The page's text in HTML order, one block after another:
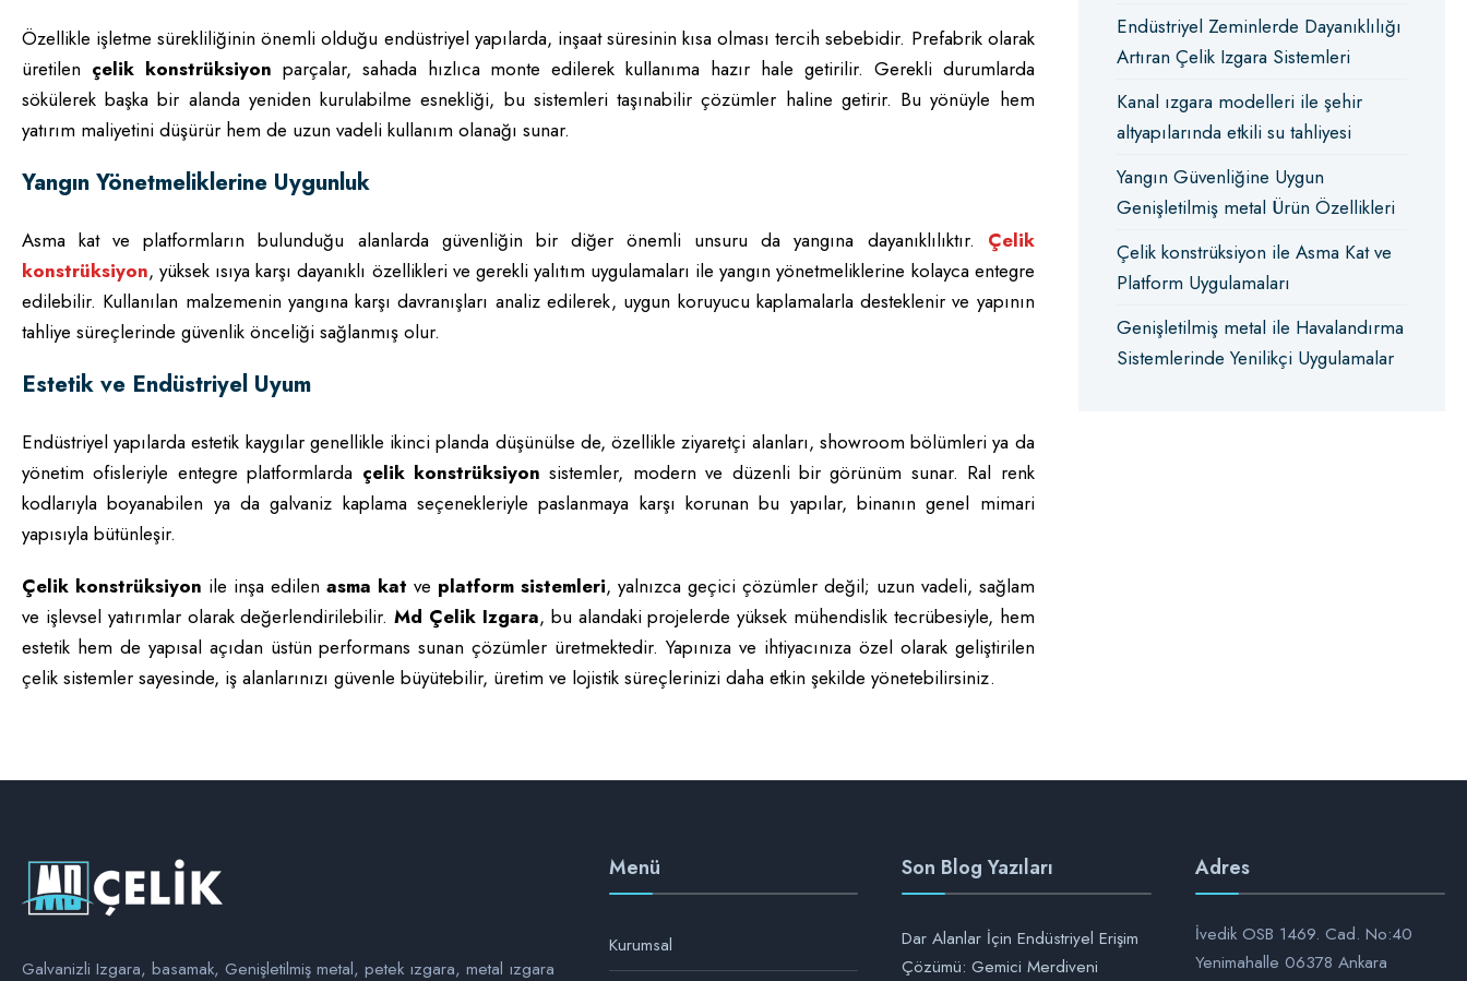
Özellikle işletme sürekliliğinin önemli olduğu endüstriyel yapılarda, inşaat süresinin kısa olması tercih sebebidir. Prefabrik olarak
üretilen çelik konstrüksiyon parçalar, sahada hızlıca monte edilerek kullanıma hazır hale getirilir. Gerekli durumlarda
sökülerek başka bir alanda yeniden kurulabilme esnekliği, bu sistemleri taşınabilir çözümler haline getirir. Bu yönüyle hem
yatırım maliyetini düşürür hem de uzun vadeli kullanım olanağı sunar.
Yangın Yönetmeliklerine Uygunluk
Asma kat ve platformların bulunduğu alanlarda güvenliğin bir diğer önemli unsuru da yangına dayanıklılıktır. Çelik
konstrüksiyon, yüksek ısıya karşı dayanıklı özellikleri ve gerekli yalıtım uygulamaları ile yangın yönetmeliklerine kolayca entegre
edilebilir. Kullanılan malzemenin yangına karşı davranışları analiz edilerek, uygun koruyucu kaplamalarla desteklenir ve yapının
tahliye süreçlerinde güvenlik önceliği sağlanmış olur.
Estetik ve Endüstriyel Uyum
Endüstriyel yapılarda estetik kaygılar genellikle ikinci planda düşünülse de, özellikle ziyaretçi alanları, showroom bölümleri ya da
yönetim ofisleriyle entegre platformlarda çelik konstrüksiyon sistemler, modern ve düzenli bir görünüm sunar. Ral renk
kodlarıyla boyanabilen ya da galvaniz kaplama seçenekleriyle paslanmaya karşı korunan bu yapılar, binanın genel mimari
yapısıyla bütünleşir.
Çelik konstrüksiyon ile inşa edilen asma kat ve platform sistemleri, yalnızca geçici çözümler değil; uzun vadeli, sağlam
ve işlevsel yatırımlar olarak değerlendirilebilir.Md Çelik Izgara, bu alandaki projelerde yüksek mühendislik tecrübesiyle, hem
estetik hem de yapısal açıdan üstün performans sunan çözümler üretmektedir. Yapınıza ve ihtiyacınıza özel olarak geliştirilen
çelik sistemler sayesinde, iş alanlarınızı güvenle büyütebilir, üretim ve lojistik süreçlerinizi daha etkin şekilde yönetebilirsiniz.
Endüstriyel Zeminlerde Dayanıklılığı
Artıran Çelik Izgara Sistemleri
Kanal ızgara modelleri ile şehir
altyapılarında etkili su tahliyesi
Yangın Güvenliğine Uygun
Genişletilmiş metal Ürün Özellikleri
Çelik konstrüksiyon ile Asma Kat ve
Platform Uygulamaları
Genişletilmiş metal ile Havalandırma
Sistemlerinde Yenilikçi Uygulamalar
Galvanizli Izgara, basamak, Genişletilmiş metal, petek ızgara, metal ızgara
Menü
Kurumsal
Son Blog Yazıları
Dar Alanlar İçin Endüstriyel Erişim
Çözümü: Gemici Merdiveni
Adres
İvedik OSB 1469. Cad. No:40
Yenimahalle 06378 Ankara